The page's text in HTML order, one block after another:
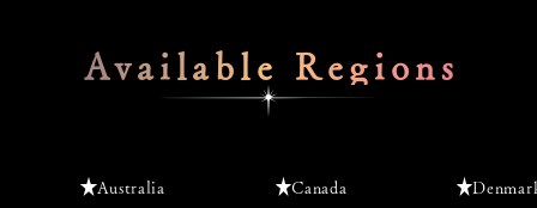
Available Regions
Australia Canada